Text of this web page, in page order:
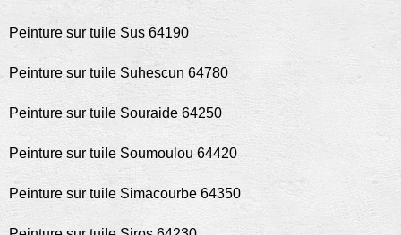
Peinture sur tuile Sus 64190
Peinture sur tuile Suhescun 64780
Peinture sur tuile Souraide 64250
Peinture sur tuile Soumoulou 64420
Peinture sur tuile Simacourbe 64350